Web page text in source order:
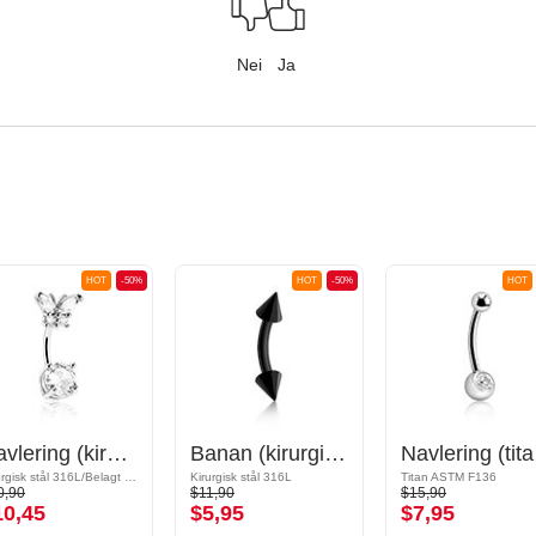
Nei Ja
-50%
HOT
Navlering (kirurgisk stål, sølv, skinnende finish) med sommerfugldesign og krystallsteiner
-50%
HOT
Banan (kirurgisk stål, svart, skinnende finish) med kjegler
Kirurgisk stål 316L
$11,90
$5,95
HOT
Titan ASTM F136
$15,90
$7,95